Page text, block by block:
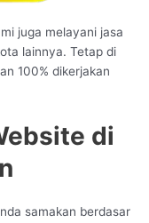
juga melayani jasa
lainnya. Tetap di
100% dikerjakan
di
samakan berdasar